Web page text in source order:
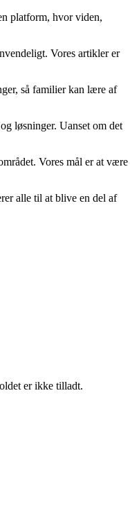
platform, hvor viden,
Vores artikler er
så familier kan lære af
løsninger. Uanset om det
Vores mål er at være
alle til at blive en del af
er ikke tilladt.